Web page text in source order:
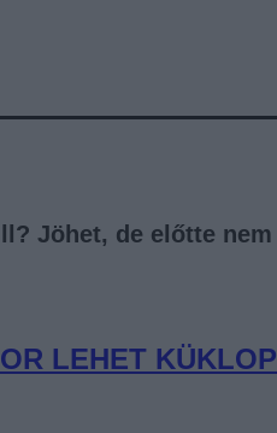
Jöhet, de előtte
LEHET